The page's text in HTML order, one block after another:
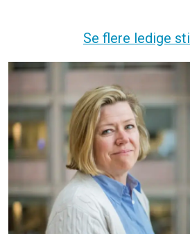
Se flere ledige